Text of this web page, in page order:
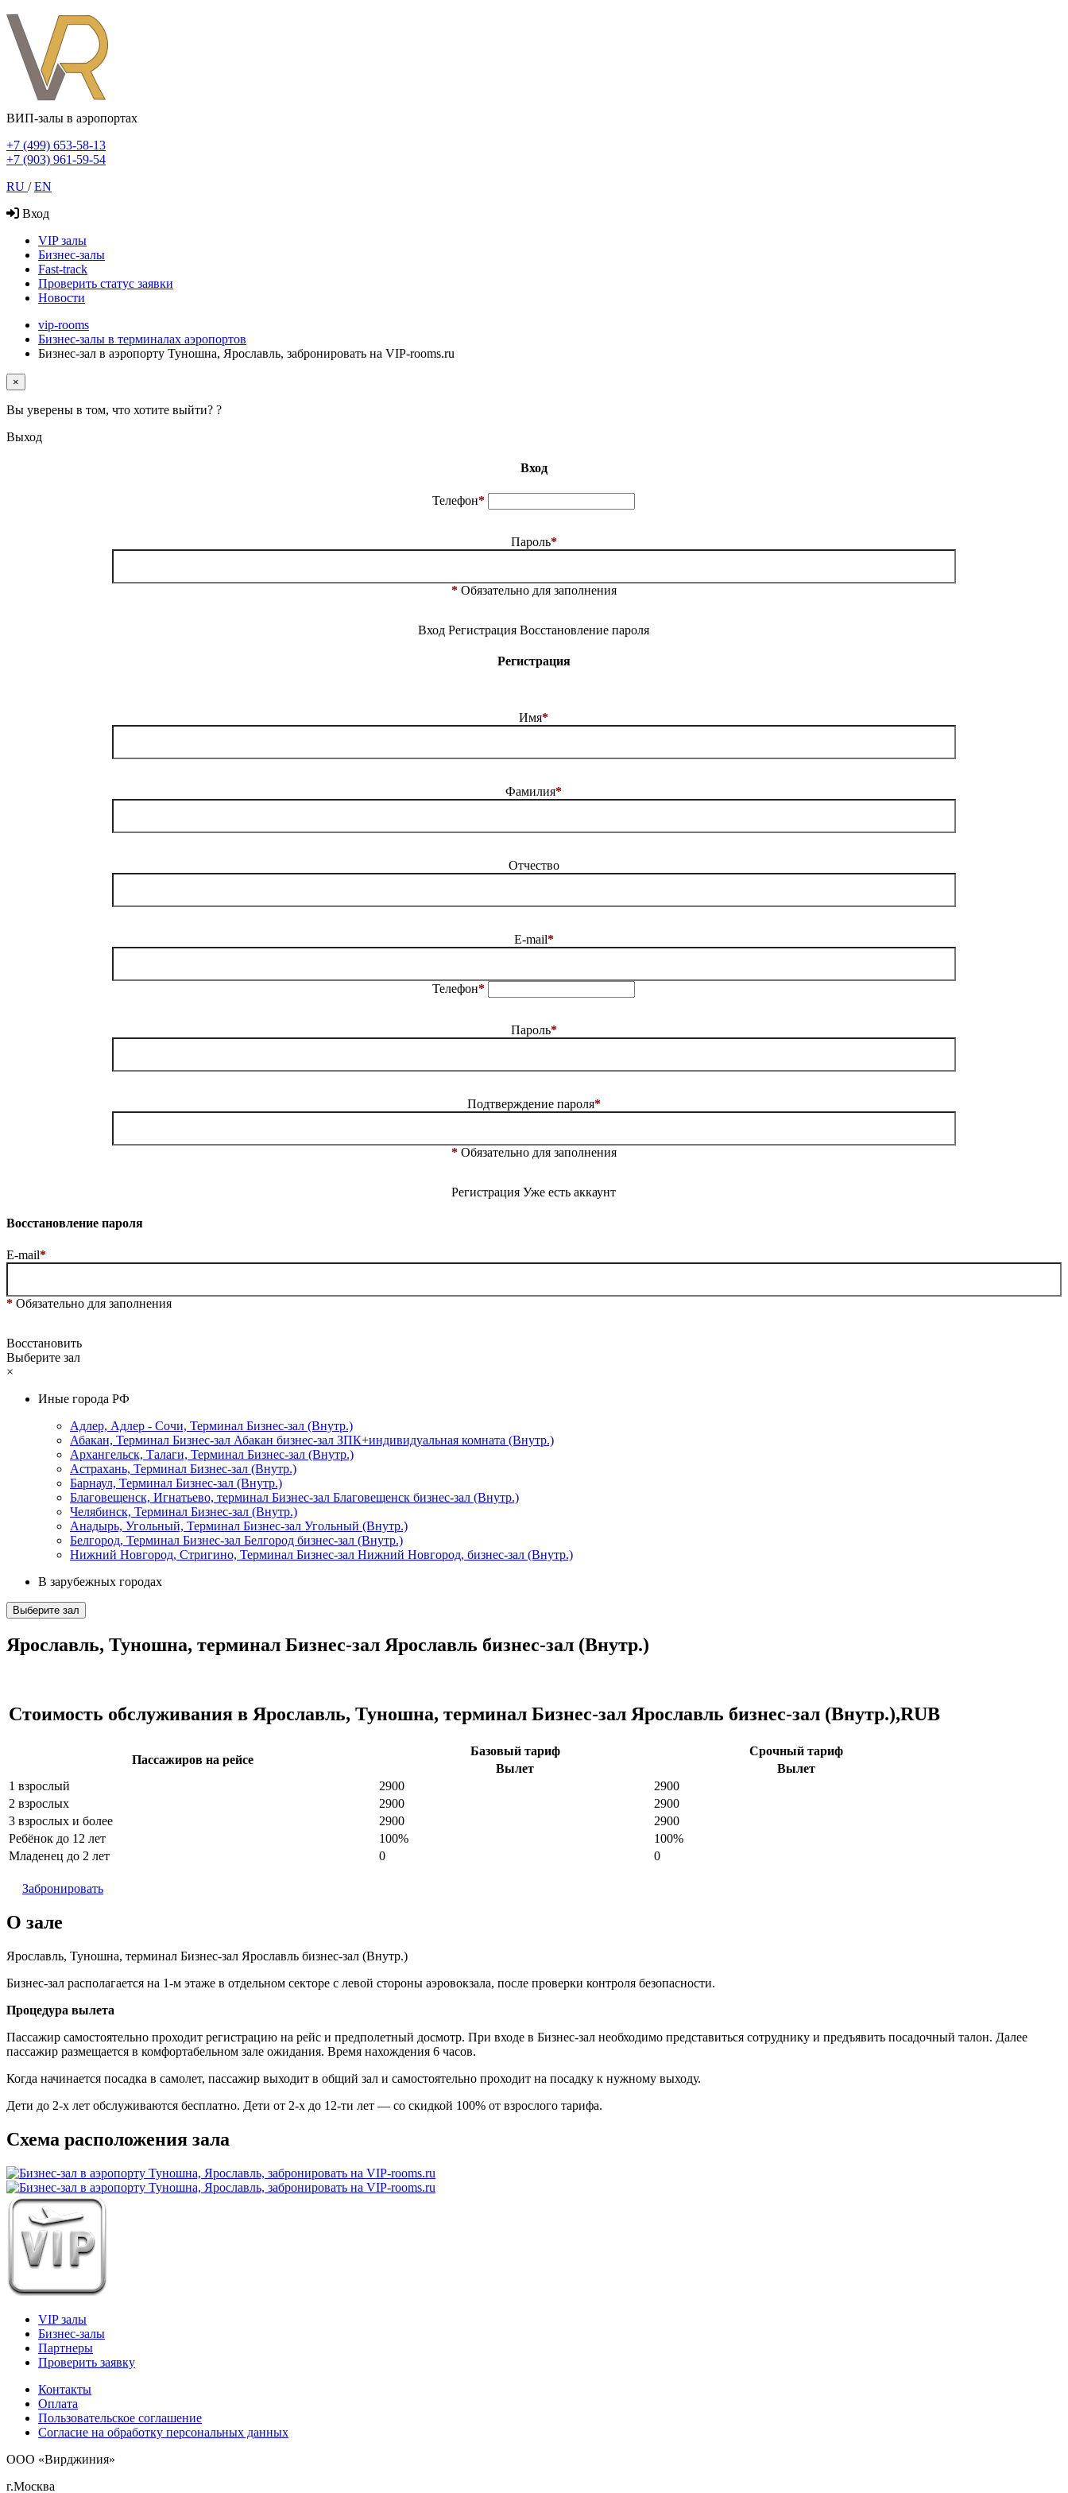
ВИП-залы в аэропортах
+7 (499) 653-58-13
+7 (903) 961-59-54
RU /EN
Вход
VIP залы
Бизнес-залы
Fast-track
Проверить статус заявки
Новости
vip-rooms
Бизнес-залы в терминалах аэропортов
Бизнес-зал в аэропорту Туношна, Ярославль, забронировать на VIP-rooms.ru
×
Вы уверены в том, что хотите выйти? ?
Выход
Вход
Телефон*
Пароль*
*Обязательно для заполнения
Вход РегистрацияВосстановление пароля
Регистрация
Имя*
Фамилия*
Отчество
E-mail*
Телефон*
Пароль*
Подтверждение пароля*
*Обязательно для заполнения
Регистрация Уже есть аккаунт
Восстановление пароля
E-mail*
* Обязательно для заполнения
Восстановить
Выберите зал
×
Иные города РФ
Адлер, Адлер - Сочи, Терминал Бизнес-зал (Внутр.)
Абакан, Терминал Бизнес-зал Абакан бизнес-зал ЗПК+индивидуальная комната (Внутр.)
Архангельск, Талаги, Терминал Бизнес-зал (Внутр.)
Астрахань, Терминал Бизнес-зал (Внутр.)
Барнаул, Терминал Бизнес-зал (Внутр.)
Благовещенск, Игнатьево, терминал Бизнес-зал Благовещенск бизнес-зал (Внутр.)
Челябинск, Терминал Бизнес-зал (Внутр.)
Анадырь, Угольный, Терминал Бизнес-зал Угольный (Внутр.)
Белгород, Терминал Бизнес-зал Белгород бизнес-зал (Внутр.)
Нижний Новгород, Стригино, Терминал Бизнес-зал Нижний Новгород, бизнес-зал (Внутр.)
В зарубежных городах
Выберите зал
Ярославль, Туношна, терминал Бизнес-зал Ярославль бизнес-зал (Внутр.)
Стоимость обслуживания в Ярославль, Туношна, терминал Бизнес-зал Ярославль бизнес-зал (Внутр.),RUB
Пассажиров на рейсе
Базовый тариф
Срочный тариф
Вылет
Вылет
1 взрослый
2900
2900
2 взрослых
2900
2900
3 взрослых и более
2900
2900
Ребёнок до 12 лет
100%
100%
Младенец до 2 лет
0 0
Забронировать
О зале
Ярославль, Туношна, терминал Бизнес-зал Ярославль бизнес-зал (Внутр.)
Бизнес-зал располагается на 1-м этаже в отдельном секторе с левой стороны аэровокзала, после проверки контроля безопасности.
Процедура вылета
Пассажир самостоятельно проходит регистрацию на рейс и предполетный досмотр. При входе в Бизнес-зал необходимо представиться сотруднику и предъявить посадочный талон. Далее
пассажир размещается в комфортабельном зале ожидания. Время нахождения 6 часов.
Когда начинается посадка в самолет, пассажир выходит в общий зал и самостоятельно проходит на посадку к нужному выходу.
Дети до 2-х лет обслуживаются бесплатно. Дети от 2-х до 12-ти лет — со скидкой 100% от взрослого тарифа.
Схема расположения зала
VIP залы
Бизнес-залы
Партнеры
Проверить заявку
Контакты
Оплата
Пользовательское соглашение
Согласие на обработку персональных данных
ООО «Вирджиния»
г.Москва